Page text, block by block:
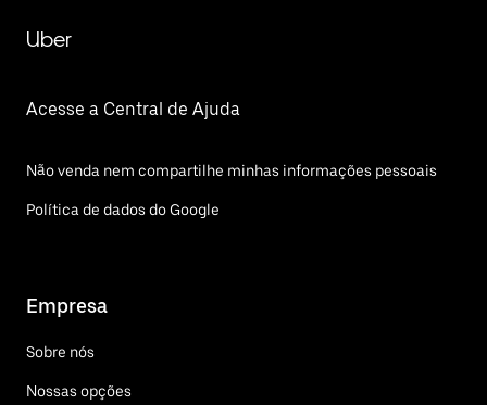
Uber
Acesse a Central de Ajuda
Não venda nem compartilhe minhas informações pessoais
Política de dados do Google
Empresa
Sobre nós
Nossas opções